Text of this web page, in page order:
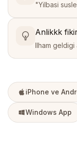
"Yilbasi
Anlikkk
Ilham
iPhone ve
Windows App